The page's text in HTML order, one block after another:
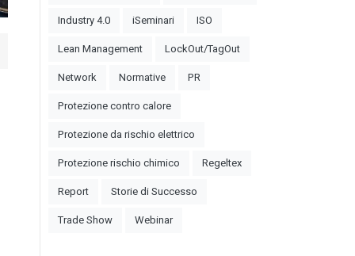
Industry 4.0
iSeminari
ISO
Lean Management
LockOut/TagOut
Network
Normative
PR
Protezione contro calore
Protezione da rischio elettrico
Protezione rischio chimico
Regeltex
Report
Storie di Successo
Trade Show
Webinar